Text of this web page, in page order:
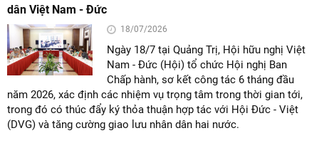
dân Việt Nam - Đức
18/07/2026
Ngày 18/7 tại Quảng Trị, Hội hữu nghị Việt
Nam - Đức (Hội) tổ chức Hội nghị Ban
Chấp hành, sơ kết công tác 6 tháng đầu
năm 2026, xác định các nhiệm vụ trọng tâm trong thời gian tới,
trong đó có thúc đẩy ký thỏa thuận hợp tác với Hội Đức - Việt
(DVG) và tăng cường giao lưu nhân dân hai nước.